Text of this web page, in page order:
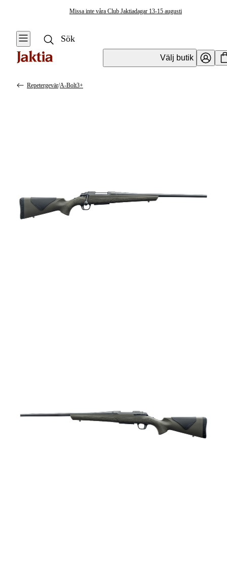
Missa inte våra Club Jaktiadagar 13-15 augusti
Välj butik
Revolver
Reservdelar &
Repetergevär/A-Bolt3+